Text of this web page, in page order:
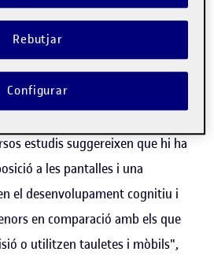
però no només això.
experta en interacció entre
principal del
estudis suggereixen que hi ha
a les pantalles i una
el desenvolupament cognitiu i
en comparació amb els que
o utilitzen tauletes i mòbils",
Rebutjar
Configurar